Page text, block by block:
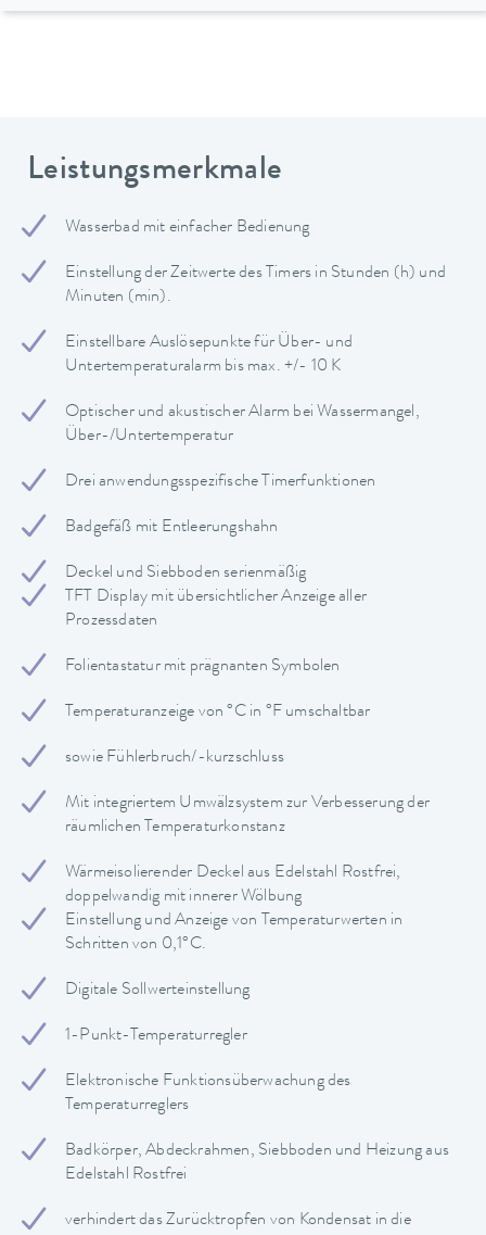
Leistungsmerkmale
Wasserbad mit einfacher Bedienung
Einstellung der Zeitwerte des Timers in Stunden (h) und
Minuten (min).
Einstellbare Auslösepunkte für Über- und
Untertemperaturalarm bis max. +/- 10 K
Optischer und akustischer Alarm bei Wassermangel,
Über-/Untertemperatur
Drei anwendungsspezifische Timerfunktionen
Badgefäß mit Entleerungshahn
Deckel und Siebboden serienmäßig
TFT Display mit übersichtlicher Anzeige aller
Prozessdaten
Folientastatur mit prägnanten Symbolen
Temperaturanzeige von °C in °F umschaltbar
sowie Fühlerbruch/-kurzschluss
Mit integriertem Umwälzsystem zur Verbesserung der
räumlichen Temperaturkonstanz
Wärmeisolierender Deckel aus Edelstahl Rostfrei,
doppelwandig mit innerer Wölbung
Einstellung und Anzeige von Temperaturwerten in
Schritten von 0,1°C.
Digitale Sollwerteinstellung
1-Punkt-Temperaturregler
Elektronische Funktionsüberwachung des
Temperaturreglers
Badkörper, Abdeckrahmen, Siebboden und Heizung aus
Edelstahl Rostfrei
verhindert das Zurücktropfen von Kondensat in die